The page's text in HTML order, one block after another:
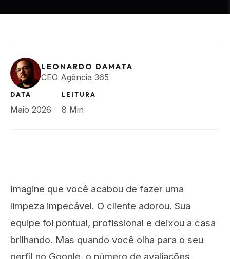
LEONARDO DAMATA
CEO Agência 365
DATA
Maio 2026
LEITURA
8 Min
Imagine que você acabou de fazer uma
limpeza impecável. O cliente adorou. Sua
equipe foi pontual, profissional e deixou a casa
brilhando. Mas quando você olha para o seu
perfil no Google, o número de avaliações